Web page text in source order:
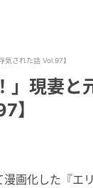
気された話 Vol.97】
」現妻と
】
画化した『エ